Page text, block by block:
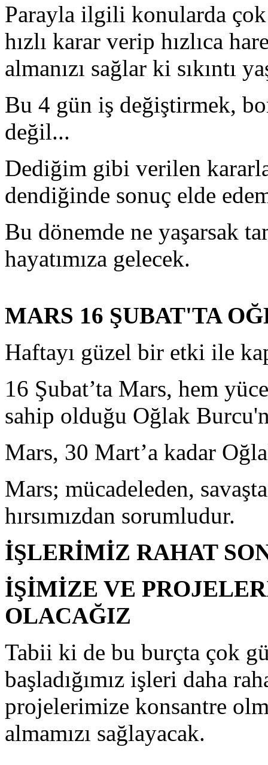
Parayla ilgili konularda
hızlı karar verip hızlıca
almanızı sağlar ki sıkıntı
Bu 4 gün iş değiştirmek,
değil...
Dediğim gibi verilen
dendiğinde sonuç elde
Bu dönemde ne yaşarsak
hayatımıza gelecek.
MARS 16 ŞUBAT'TA
Haftayı güzel bir etki ile
16 Şubat’ta Mars, hem
sahip olduğu Oğlak
Mars, 30 Mart’a kadar
Mars; mücadeleden,
hırsımızdan sorumludur.
İŞLERİMİZ RAHAT
İŞİMİZE VE
OLACAĞIZ
Tabii ki de bu burçta çok
başladığımız işleri daha
projelerimize konsantre
almamızı sağlayacak.